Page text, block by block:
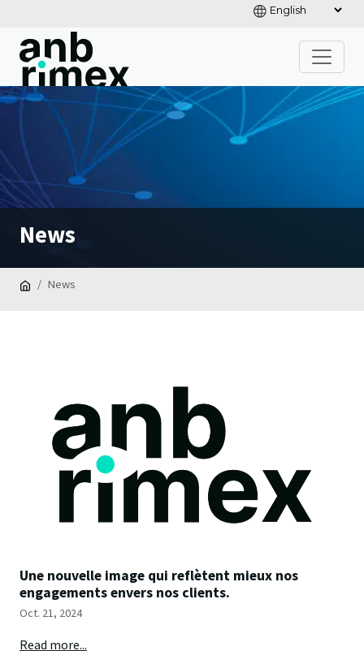
News
News
Une nouvelle image qui reflètent mieux nos
engagements envers nos clients.
Oct. 21, 2024
Read more...